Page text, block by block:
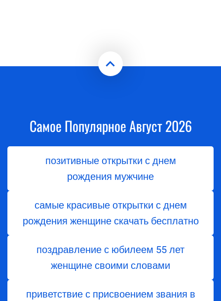
Самое Популярное Август 2026
позитивные открытки с днем
рождения мужчине
самые красивые открытки с днем
рождения женщине скачать бесплатно
поздравление с юбилеем 55 лет
женщине своими словами
приветствие с присвоением звания в